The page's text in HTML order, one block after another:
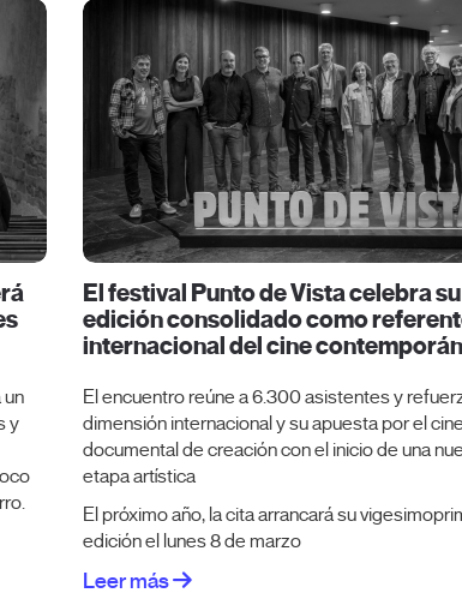
un
y
El festival Punto de Vista celebra
edición consolidado como
internacional del cine
El encuentro reúne a 6.300 asistentes y
dimensión internacional y su apuesta por el cine
documental de creación con el inicio de una
etapa artística
El próximo año, la cita arrancará su
edición el lunes 8 de marzo
Leer más